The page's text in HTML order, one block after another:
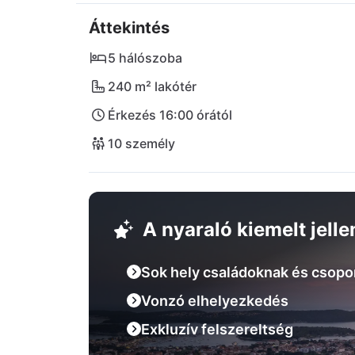
fürdők, valamint vízi sportokat kínáló
kirándulási lehetőségeket is kínál a villa:
lakatlan szigetével. Egyeseken nem csak
egy negyed óra alatt ott vagytok.
Áttekintés
5 hálószoba
240 m² lakótér
Érkezés 16:00 órától
10 személy
A nyaraló kiemelt
Sok hely családoknak és
Vonzó elhelyezkedés
Exkluzív felszereltség